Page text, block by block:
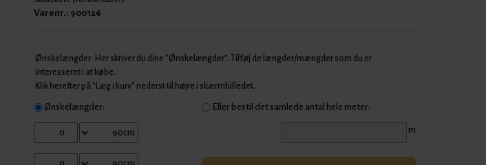
Varenr.: 900126
Ønskelængder: Her skriver du dine "Ønskelængder". Tilføj de længder/mængder som du er
interesseret i at købe.
Klik herefter på "Læg i kurv" nederst til højre i skærmbilledet.
Ønskelængder: Eller bestil det samlede antal hele meter:
m